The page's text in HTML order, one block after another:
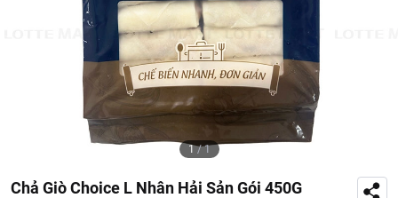
1/1
Chả Giò Choice L Nhân Hải Sản Gói 450G